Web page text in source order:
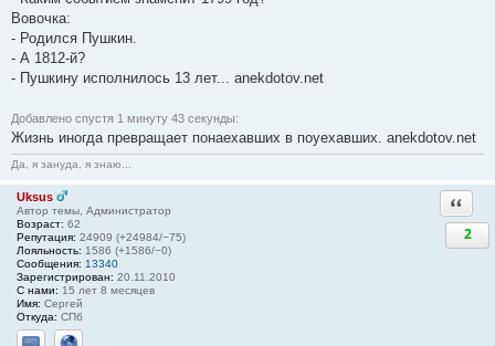
Вовочка:
- Родился Пушкин.
- А 1812-й?
- Пушкину исполнилось 13 лет... anekdotov.net
Добавлено спустя 1 минуту 43 секунды:
Жизнь иногда превращает понаехавших в поуехавших. anekdotov.net
Да, я зануда, я знаю...
Uksus
Автор темы, Администратор
Возраст: 62
Репутация: 24909 (+24984/−75)
Лояльность: 1586 (+1586/−0)
Сообщения: 13340
Зарегистрирован: 20.11.2010
С нами: 15 лет 8 месяцев
Имя: Сергей
Откуда: СПб
2